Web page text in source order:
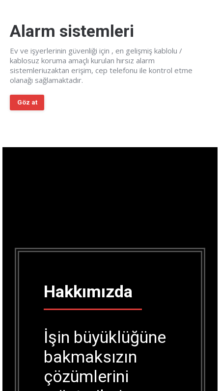
Alarm sistemleri
Ev ve işyerlerinin güvenliği için , en gelişmiş kablolu /
kablosuz koruma amaçlı kurulan hırsız alarm
sistemleriuzaktan erişim, cep telefonu ile kontrol etme
olanağı sağlamaktadır.
Göz at
Hakkımızda
İşin büyüklüğüne
bakmaksızın
çözümlerini